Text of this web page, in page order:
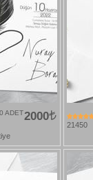
2000
ADET
21450